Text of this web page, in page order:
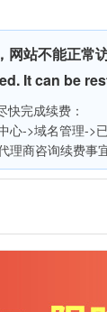
，网站不能正常访
It can be
快完成续费：
理中心->域名管理->
商咨询续费事宜